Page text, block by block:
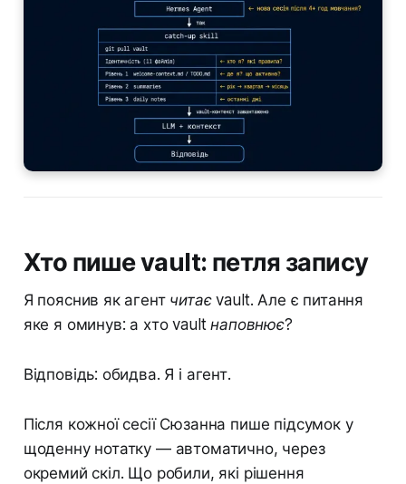
Хто пише vault: петля запису
Я пояснив як агент читаєvault. Але є питання
яке я оминув: а хто vaultнаповнює?
Відповідь: обидва. Я і агент.
Після кожної сесії Сюзанна пише підсумок у
щоденну нотатку — автоматично, через
окремий скіл. Що робили, які рішення